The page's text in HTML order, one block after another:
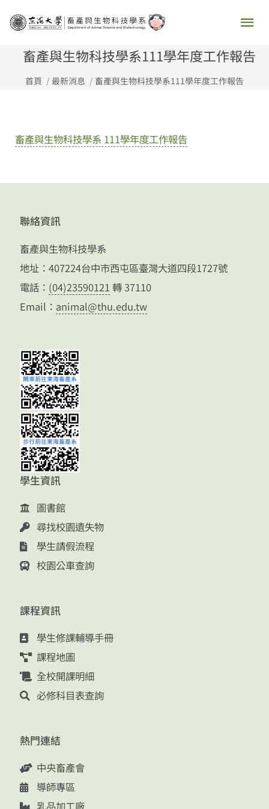
主
要
選
畜產與生物科技學系111學年度工作報告
首頁 最新消息 畜產與生物科技學系111學年度工作報告
畜產與生物科技學系 111學年度工作報告
聯絡資訊
畜產與生物科技學系
地址：407224台中市西屯區臺灣大道四段1727號
電話： (04)23590121 轉 37110
Email： animal@thu.edu.tw
學生資訊
圖書館
尋找校園遺失物
學生請假流程
校園公車查詢
課程資訊
學生修課輔導手冊
課程地圖
全校開課明細
必修科目表查詢
熱門連結
中央畜產會
導師專區
乳品加工廠